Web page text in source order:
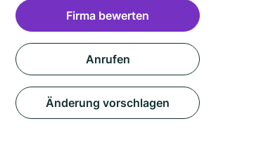
Firma bewerten
Anrufen
Änderung vorschlagen